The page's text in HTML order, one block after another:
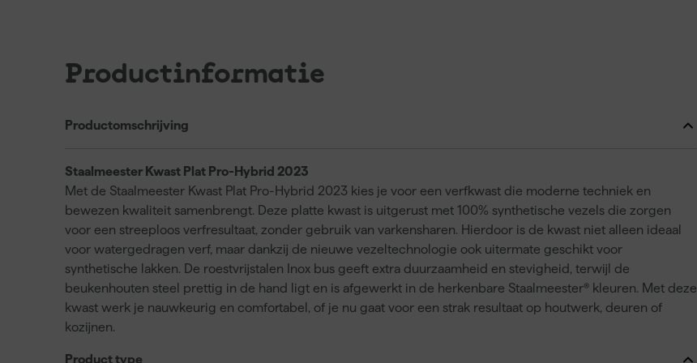
Productinformatie
Productomschrijving
Staalmeester Kwast Plat Pro-Hybrid 2023
Met de Staalmeester Kwast Plat Pro-Hybrid 2023 kies je voor een verfkwast die moderne techniek en
bewezen kwaliteit samenbrengt. Deze platte kwast is uitgerust met 100% synthetische vezels die zorgen
voor een streeploos verfresultaat, zonder gebruik van varkensharen. Hierdoor is de kwast niet alleen ideaal
voor watergedragen verf, maar dankzij de nieuwe vezeltechnologie ook uitermate geschikt voor
synthetische lakken. De roestvrijstalen Inox bus geeft extra duurzaamheid en stevigheid, terwijl de
beukenhouten steel prettig in de hand ligt en is afgewerkt in de herkenbare Staalmeester® kleuren. Met deze
kwast werk je nauwkeurig en comfortabel, of je nu gaat voor een strak resultaat op houtwerk, deuren of
kozijnen.
Product type